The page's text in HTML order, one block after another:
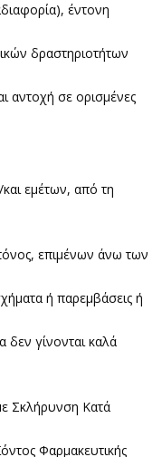
έντονη
δραστηριοτήτων
αντοχή σε ορισμένες
εμέτων, από τη
επιμένων άνω των
ή παρεμβάσεις ή
δεν γίνονται καλά
Σκλήρυνση Κατά
Φαρμακευτικής